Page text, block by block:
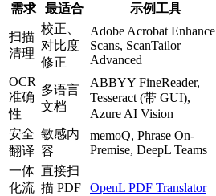
需求 最适合 示例工具
扫描
清理
校正、
对比度
修正
Adobe Acrobat Enhance
Scans, ScanTailor
Advanced
OCR
准确
性
多语言
文档
ABBYY FineReader,
Tesseract (带 GUI),
Azure AI Vision
安全
翻译
敏感内
容
memoQ, Phrase On-
Premise, DeepL Teams
一体
化流
直接扫
描 PDF
OpenL PDF Translator